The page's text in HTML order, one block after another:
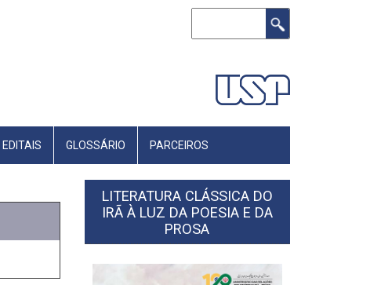
EDITAIS GLOSSÁRIO PARCEIROS
LITERATURA CLÁSSICA DO
IRÃ À LUZ DA POESIA E DA
PROSA